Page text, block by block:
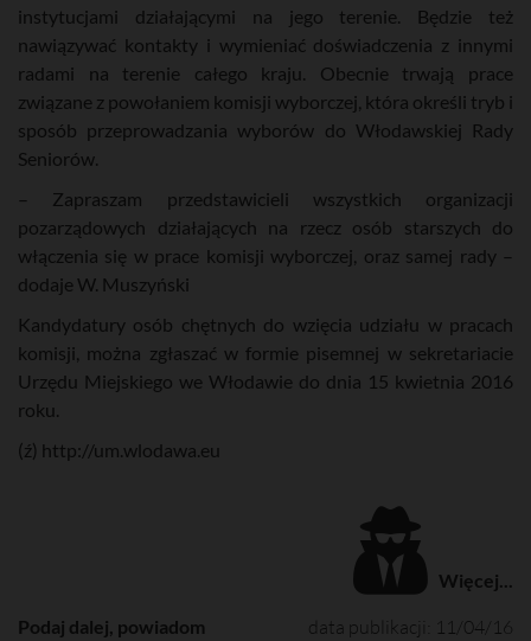
instytucjami działającymi na jego terenie. Będzie też
nawiązywać kontakty i wymieniać doświadczenia z innymi
radami na terenie całego kraju. Obecnie trwają prace
związane z powołaniem komisji wyborczej, która określi tryb i
sposób przeprowadzania wyborów do Włodawskiej Rady
Seniorów.
– Zapraszam przedstawicieli wszystkich organizacji
pozarządowych działających na rzecz osób starszych do
włączenia się w prace komisji wyborczej, oraz samej rady –
dodaje W. Muszyński
Kandydatury osób chętnych do wzięcia udziału w pracach
komisji, można zgłaszać w formie pisemnej w sekretariacie
Urzędu Miejskiego we Włodawie do dnia 15 kwietnia 2016
roku.
(ź) http://um.wlodawa.eu
Więcej...
data publikacji: 11/04/16
Podaj dalej, powiadom